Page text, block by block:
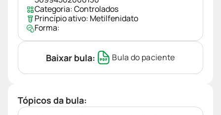
Categoria:Controlados
Princípio ativo: Metilfenidato
Forma:
Baixar bula: Bula do paciente
Tópicos da bula: